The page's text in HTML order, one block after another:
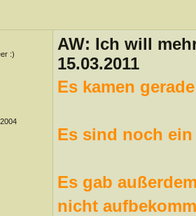
:)
AW: Ich will
15.03.2011
Es kamen
Es sind noch
Es gab
nicht